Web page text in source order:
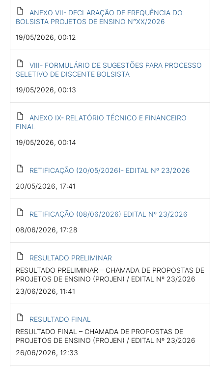
ANEXO VII- DECLARAÇÃO DE FREQUÊNCIA DO
BOLSISTA PROJETOS DE ENSINO N°XX/2026
19/05/2026, 00:12
VIII- FORMULÁRIO DE SUGESTÕES PARA PROCESSO
SELETIVO DE DISCENTE BOLSISTA
19/05/2026, 00:13
ANEXO IX- RELATÓRIO TÉCNICO E FINANCEIRO
FINAL
19/05/2026, 00:14
RETIFICAÇÃO (20/05/2026)- EDITAL Nº 23/2026
20/05/2026, 17:41
RETIFICAÇÃO (08/06/2026) EDITAL Nº 23/2026
08/06/2026, 17:28
RESULTADO PRELIMINAR
RESULTADO PRELIMINAR – CHAMADA DE PROPOSTAS DE
PROJETOS DE ENSINO (PROJEN) / EDITAL Nº 23/2026
23/06/2026, 11:41
RESULTADO FINAL
RESULTADO FINAL – CHAMADA DE PROPOSTAS DE
PROJETOS DE ENSINO (PROJEN) / EDITAL Nº 23/2026
26/06/2026, 12:33